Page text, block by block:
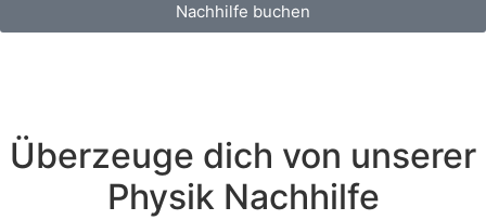
Nachhilfe buchen
Überzeuge dich von unserer
Physik Nachhilfe